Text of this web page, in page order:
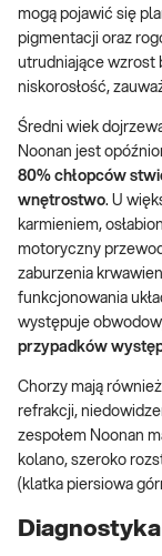
mogą pojawić się
pigmentacji oraz
utrudniające wzrost
niskorosłość,
Średni wiek
Noonan jest
80% chłopców
wnętrostwo. U
karmieniem,
motoryczny
zaburzenia
funkcjonowania
występuje
przypadków
Chorzy mają
refrakcji,
zespołem Noonan
kolano, szeroko
(klatka piersiowa